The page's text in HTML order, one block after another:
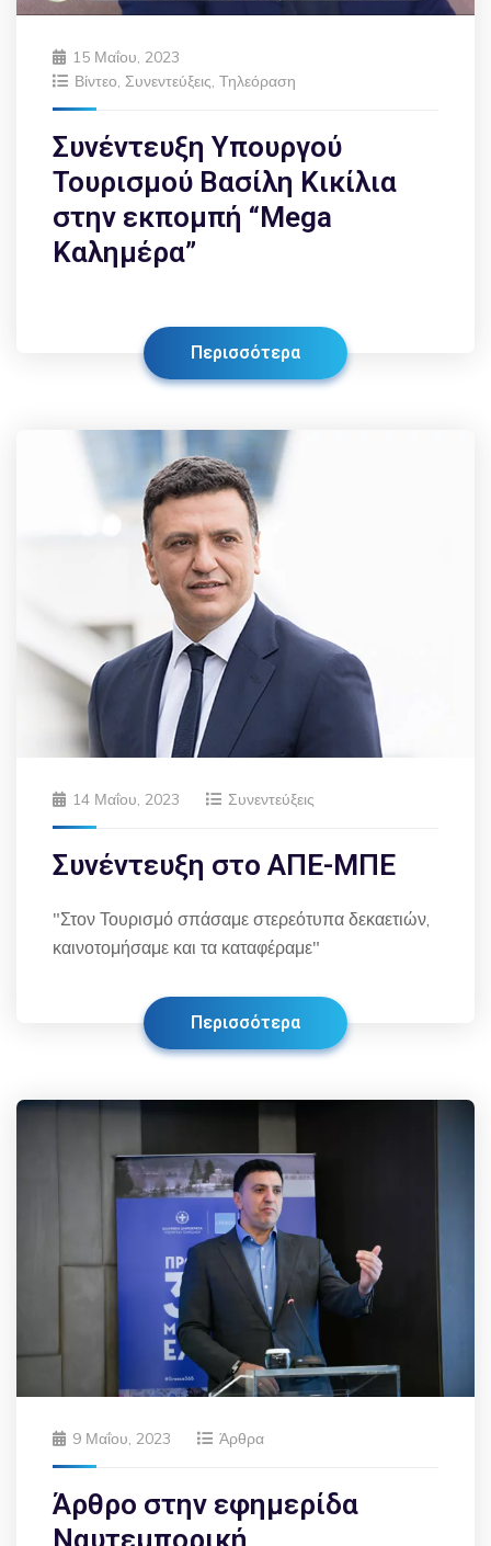
15 Μαΐου, 2023
Βίντεο Συνεντεύξεις Τηλεόραση
Συνέντευξη Υπουργού
Τουρισμού Βασίλη Κικίλια
στην εκπομπή “Mega
Καλημέρα”
Περισσότερα
14 Μαΐου, 2023 Συνεντεύξεις
Συνέντευξη στο ΑΠΕ-ΜΠΕ
"Στον Τουρισμό σπάσαμε στερεότυπα δεκαετιών,
καινοτομήσαμε και τα καταφέραμε"
Περισσότερα
9 Μαΐου, 2023 Άρθρα
Άρθρο στην εφημερίδα
Ναυτεμπορική